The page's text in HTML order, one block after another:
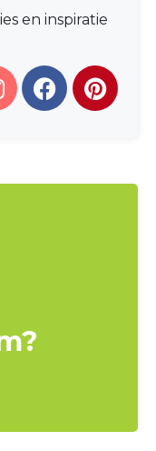
en inspiratie